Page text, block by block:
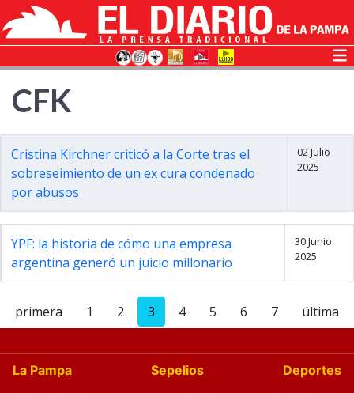
CFK
Cristina Kirchner criticó a la Corte tras el
sobreseimiento de un ex cura condenado
por abusos
02 Julio
2025
YPF: la historia de cómo una empresa
argentina generó un juicio millonario
30 Junio
2025
primera 1 2 3 4 5 6 7 última
La Pampa Sepelios
Deportes